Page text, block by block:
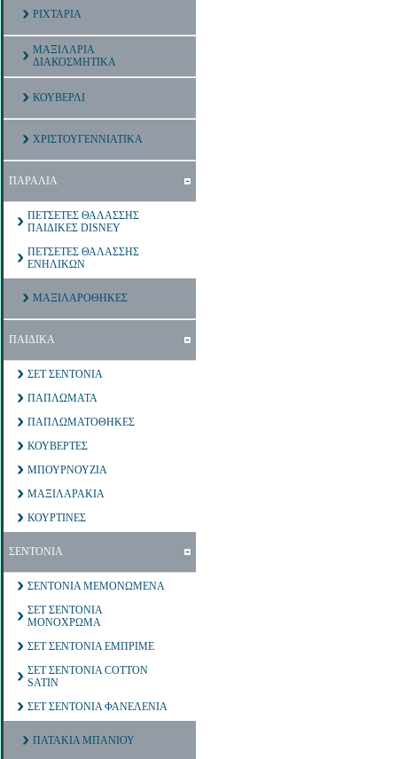
ΡΙΧΤΑΡΙΑ
ΜΑΞΙΛΑΡΙΑ
ΔΙΑΚΟΣΜΗΤΙΚΑ
ΚΟΥΒΕΡΛΙ
ΧΡΙΣΤΟΥΓΕΝΝΙΑΤΙΚΑ
ΠΑΡΑΛΙΑ
ΠΕΤΣΕΤΕΣ ΘΑΛΑΣΣΗΣ
ΠΑΙΔΙΚΕΣ DISNEY
ΠΕΤΣΕΤΕΣ ΘΑΛΑΣΣΗΣ
ΕΝΗΛΙΚΩΝ
ΜΑΞΙΛΑΡΟΘΗΚΕΣ
ΠΑΙΔΙΚΑ
ΣΕΤ ΣΕΝΤΟΝΙΑ
ΠΑΠΛΩΜΑΤΑ
ΠΑΠΛΩΜΑΤΟΘΗΚΕΣ
ΚΟΥΒΕΡΤΕΣ
ΜΠΟΥΡΝΟΥΖΙΑ
ΜΑΞΙΛΑΡΑΚΙΑ
ΚΟΥΡΤΙΝΕΣ
ΣΕΝΤΟΝΙΑ
ΣΕΝΤΟΝΙΑ ΜΕΜΟΝΩΜΕΝΑ
ΣΕΤ ΣΕΝΤΟΝΙΑ
ΜΟΝΟΧΡΩΜΑ
ΣΕΤ ΣΕΝΤΟΝΙΑ ΕΜΠΡΙΜΕ
ΣΕΤ ΣΕΝΤΟΝΙΑ COTTON
SATIN
ΣΕΤ ΣΕΝΤΟΝΙΑ ΦΑΝΕΛΕΝΙΑ
ΠΑΤΑΚΙΑ ΜΠΑΝΙΟΥ